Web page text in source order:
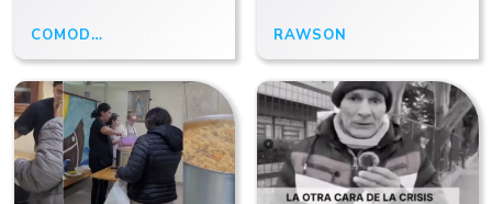
COMODORO RIVADAVIA RAWSON